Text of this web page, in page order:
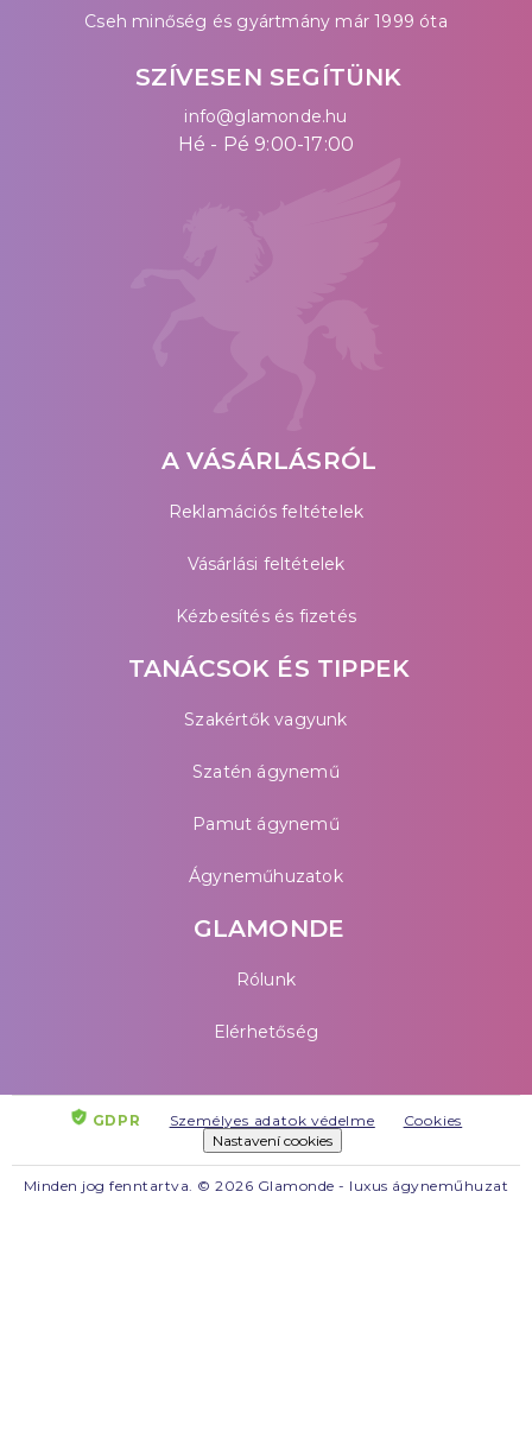
Cseh minőség és gyártmány már 1999 óta
SZÍVESEN SEGÍTÜNK
info@glamonde.hu
Hé - Pé 9:00-17:00
A VÁSÁRLÁSRÓL
Reklamációs feltételek
Vásárlási feltételek
Kézbesítés és fizetés
TANÁCSOK ÉS TIPPEK
Szakértők vagyunk
Szatén ágynemű
Pamut ágynemű
Ágyneműhuzatok
GLAMONDE
Rólunk
Elérhetőség
GDPR Személyes adatok védelme
Cookies
Nastavení cookies
Minden jog fenntartva. © 2026 Glamonde - luxus ágyneműhuzat